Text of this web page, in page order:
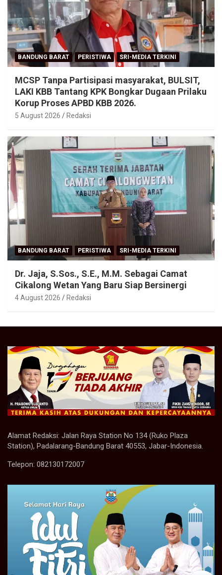
BANDUNG BARAT PERISTIWA SRI-MEDIA TERKINI
MCSP Tanpa Partisipasi masyarakat, BULSIT,
LAKI KBB Tantang KPK Bongkar Dugaan Prilaku
Korup Proses APBD KBB 2026.
5 August 2026 Redaksi
BANDUNG BARAT PERISTIWA SRI-MEDIA TERKINI
Dr. Jaja, S.Sos., S.E., M.M. Sebagai Camat
Cikalong Wetan Yang Baru Siap Bersinergi
4 August 2026 Redaksi
Alamat Redaksi: Jalan Raya Station No 134 (Ruko Plaza
Station), Padalarang-Bandung Barat 40553, Jabar-Indonesia.
Telepon: 082130172007